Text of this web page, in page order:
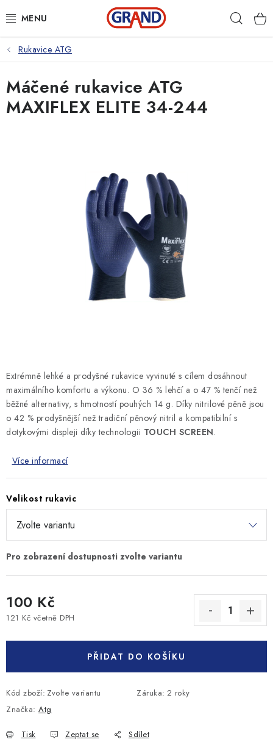
na
AKČNÍ NABÍDKA
PRACOVNÍ OBUV
PRACOVNÍ RUKAVICE
VOLNOČASOVÉ OBLEČENÍ
OCHRANNÉ POMŮCKY
MONTÁŽNÍ A STAVEBNÍ CHEMIE
Rukavice ATG
Extrémně lehké a prodyšné rukavice vyvinuté s cílem dosáhnout
maximálního komfortu a výkonu. O 36 % lehčí a o 47 % tenčí než
běžné alternativy, s hmotností pouhých 14 g. Díky nitrilové pěně jsou
o 42 % prodyšnější než tradiční pěnový nitril a kompatibilní s
dotykovými displeji díky technologii TOUCH SCREEN.
Více informací
Velikost rukavic
100 Kč
121 Kč včetně DPH
PŘIDAT DO KOŠÍKU
Kód zboží: Zvolte variantu Záruka: 2 roky
Značka: Atg
Tisk Zeptat se Sdílet
Máčené rukavice ATG
MAXIFLEX ELITE 34-244